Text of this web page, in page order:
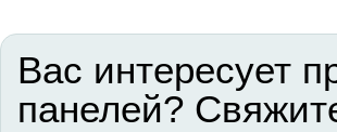
Вас интересует
панелей?